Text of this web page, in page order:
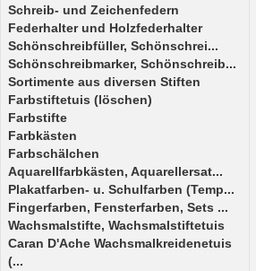
Schreib- und Zeichenfedern
Federhalter und Holzfederhalter
Schönschreibfüller, Schönschrei...
Schönschreibmarker, Schönschreib...
Sortimente aus diversen Stiften
Farbstiftetuis (löschen)
Farbstifte
Farbkästen
Farbschälchen
Aquarellfarbkästen, Aquarellersat...
Plakatfarben- u. Schulfarben (Temp...
Fingerfarben, Fensterfarben, Sets ...
Wachsmalstifte, Wachsmalstiftetuis
Caran D'Ache Wachsmalkreidenetuis
(...